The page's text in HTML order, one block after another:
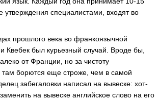
утверждения специалистами, входят во
прошлого века во франкоязычной
Квебек был курьезный случай. Вроде бы,
от Франции, но за чистоту
там борются еще строже, чем в самой
забегаловки написал на вывеске: хот-
на вывеске английское слово на его